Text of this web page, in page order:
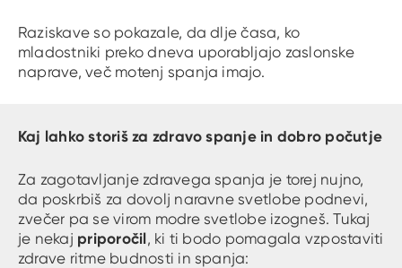
Raziskave so pokazale, da dlje časa, ko
mladostniki preko dneva uporabljajo zaslonske
naprave, več motenj spanja imajo.
Kaj lahko storiš za zdravo spanje in dobro počutje
Za zagotavljanje zdravega spanja je torej nujno,
da poskrbiš za dovolj naravne svetlobe podnevi,
zvečer pa se virom modre svetlobe izogneš. Tukaj
je nekaj priporočil, ki ti bodo pomagala vzpostaviti
zdrave ritme budnosti in spanja: